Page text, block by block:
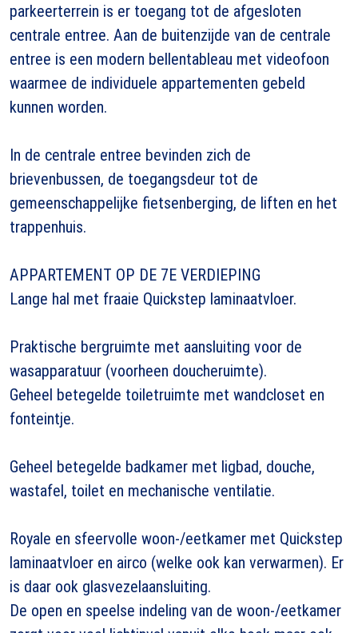
parkeerterrein is er toegang tot de afgesloten
centrale entree. Aan de buitenzijde van de centrale
entree is een modern bellentableau met videofoon
waarmee de individuele appartementen gebeld
kunnen worden.
In de centrale entree bevinden zich de
brievenbussen, de toegangsdeur tot de
gemeenschappelijke fietsenberging, de liften en het
trappenhuis.
APPARTEMENT OP DE 7E VERDIEPING
Lange hal met fraaie Quickstep laminaatvloer.
Praktische bergruimte met aansluiting voor de
wasapparatuur (voorheen doucheruimte).
Geheel betegelde toiletruimte met wandcloset en
fonteintje.
Geheel betegelde badkamer met ligbad, douche,
wastafel, toilet en mechanische ventilatie.
Royale en sfeervolle woon-/eetkamer met Quickstep
laminaatvloer en airco (welke ook kan verwarmen). Er
is daar ook glasvezelaansluiting.
De open en speelse indeling van de woon-/eetkamer